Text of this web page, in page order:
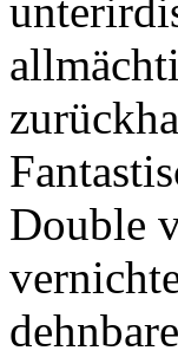
Double